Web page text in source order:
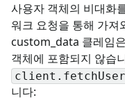
사용자 객체의 비대화
워크 요청을 통해 가져
custom_data 클레임
객체에 포함되지 않습
니다: